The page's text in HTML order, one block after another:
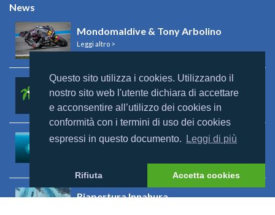
Questo sito utilizza i cookies. Utilizzando il
nostro sito web l'utente dichiara di accettare
e acconsentire all’utilizzo dei cookies in
conformità con i termini di uso dei cookies
espressi in questo documento.
Leggi di più
Rifiuta Accetta cookies
News
Mondomaldive & Tony Arbolino
Leggi altro >
Leggi altro >
Riapertura Reethi Beach
Riapertura Innahura